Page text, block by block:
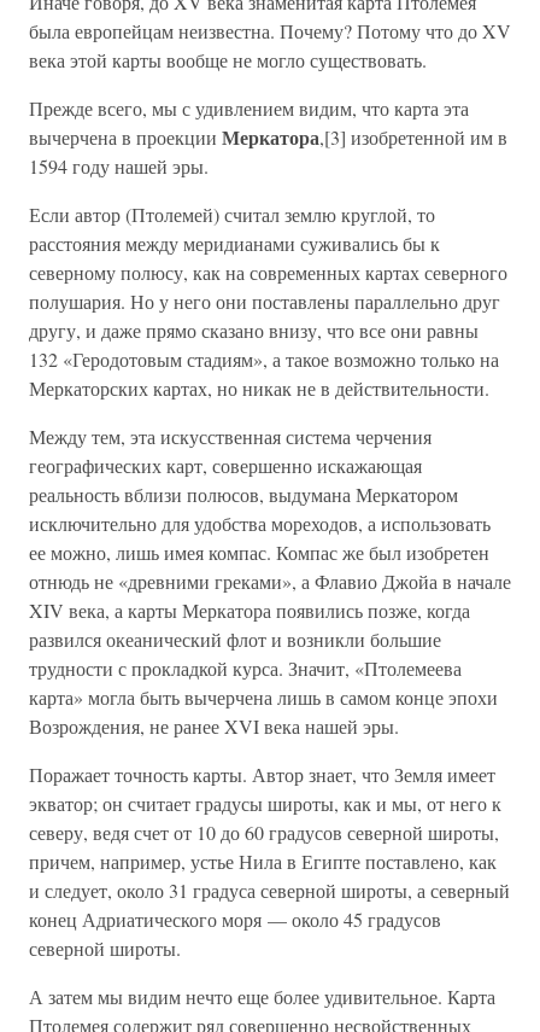
была европейцам неизвестна. Почему? Потому что до XV
века этой карты вообще не могло существовать.
Прежде всего, мы с удивлением видим, что карта эта
вычерчена в проекции Меркатора,[3] изобретенной им в
1594 году нашей эры.
Если автор (Птолемей) считал землю круглой, то
расстояния между меридианами суживались бы к
северному полюсу, как на современных картах северного
полушария. Но у него они поставлены параллельно друг
другу, и даже прямо сказано внизу, что все они равны
132 «Геродотовым стадиям», а такое возможно только на
Меркаторских картах, но никак не в действительности.
Между тем, эта искусственная система черчения
географических карт, совершенно искажающая
реальность вблизи полюсов, выдумана Меркатором
исключительно для удобства мореходов, а использовать
ее можно, лишь имея компас. Компас же был изобретен
отнюдь не «древними греками», а Флавио Джойа в начале
XIV века, а карты Меркатора появились позже, когда
развился океанический флот и возникли большие
трудности с прокладкой курса. Значит, «Птолемеева
карта» могла быть вычерчена лишь в самом конце эпохи
Возрождения, не ранее XVI века нашей эры.
Поражает точность карты. Автор знает, что Земля имеет
экватор; он считает градусы широты, как и мы, от него к
северу, ведя счет от 10 до 60 градусов северной широты,
причем, например, устье Нила в Египте поставлено, как
и следует, около 31 градуса северной широты, а северный
конец Адриатического моря — около 45 градусов
северной широты.
А затем мы видим нечто еще более удивительное. Карта
Птолемея содержит ряд совершенно несвойственных